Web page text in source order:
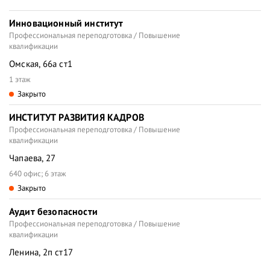
Инновационный институт
Профессиональная переподготовка / Повышение
квалификации
Омская, 66а ст1
1 этаж
Закрыто
ИНСТИТУТ РАЗВИТИЯ КАДРОВ
Профессиональная переподготовка / Повышение
квалификации
Чапаева, 27
640 офис; 6 этаж
Закрыто
Аудит безопасности
Профессиональная переподготовка / Повышение
квалификации
Ленина, 2п ст17